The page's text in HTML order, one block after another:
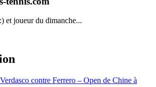
et joueur du dimanche...
contre Ferrero – Open de Chine à